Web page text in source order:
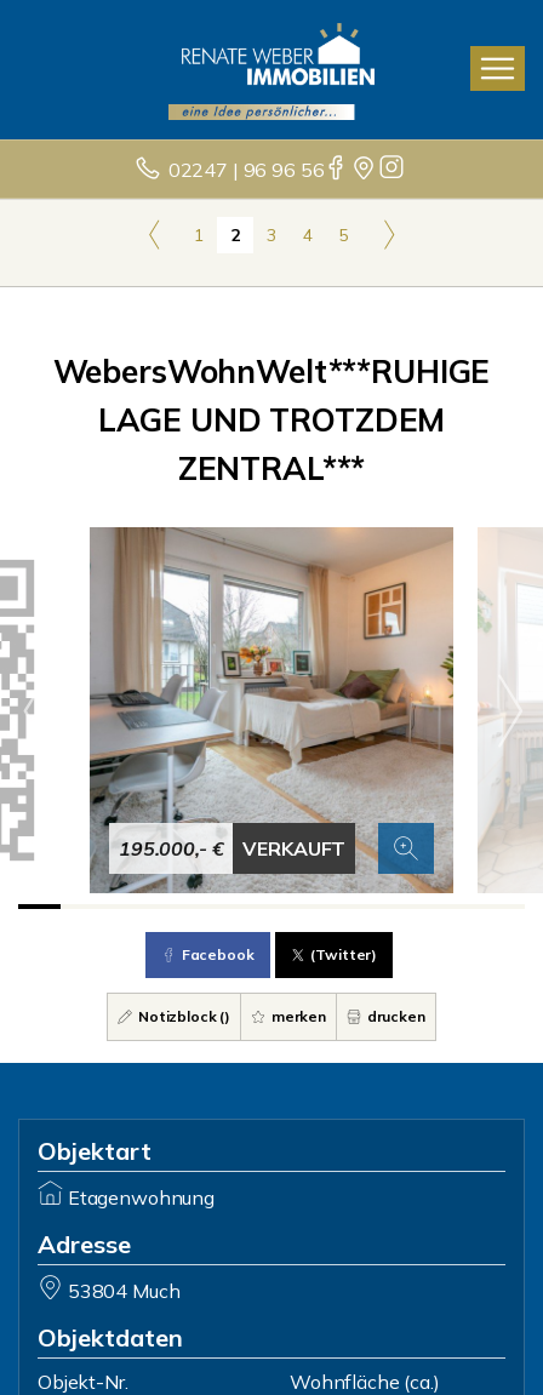
02247 | 96 96 56
1 2 3 4 5
WebersWohnWelt***RUHIGE
LAGE UND TROTZDEM
ZENTRAL***
195.000,- € VERKAUFT
Facebook (Twitter)
Notizblock () merken drucken
Objektart
Etagenwohnung
Adresse
53804 Much
Objektdaten
Objekt-Nr.
Wohnfläche (ca.)